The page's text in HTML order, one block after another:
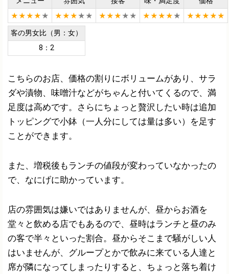
★★★★ ★ ★★★ ★★ ★★★ ★★ ★★★★ ★ ★★★★★
客の男女比（男：女）
8：2
こちらのお店、価格の割りにボリュームがあり、サラ
ダや漬物、味噌汁などがちゃんと付いてくるので、満
足度は高めです。さらにちょっと贅沢したい時は追加
トッピングで小鉢（一人分にしては量は多い）を足す
ことができます。
また、増税後もランチの値段が変わっていなかったの
で、なにげに助かっています。
店の雰囲気は嫌いではありませんが、昼からお酒を
堂々と飲める店でもあるので、昼時はランチと昼のみ
の客で半々といった割合。昼からそこまで騒がしい人
はいませんが、グループとかで飲みに来ている人達と
席が隣になってしまったりすると、ちょっと落ち着け